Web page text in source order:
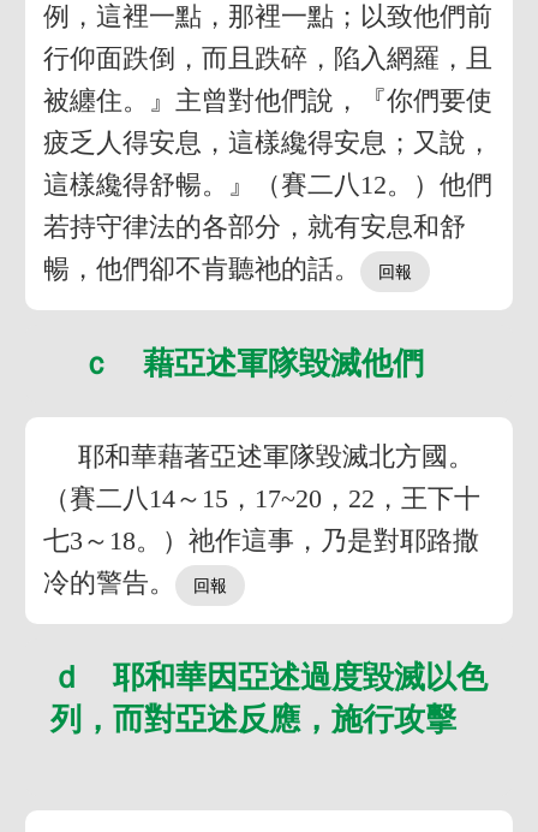
例，這裡一點，那裡一點；以致他們前
行仰面跌倒，而且跌碎，陷入網羅，且
被纏住。』主曾對他們說，『你們要使
疲乏人得安息，這樣纔得安息；又說，
這樣纔得舒暢。』（賽二八12。）他們
若持守律法的各部分，就有安息和舒
暢，他們卻不肯聽祂的話。
ｃ 藉亞述軍隊毀滅他們
耶和華藉著亞述軍隊毀滅北方國。
（賽二八14～15，17~20，22，王下十
七3～18。）祂作這事，乃是對耶路撒
冷的警告。
ｄ 耶和華因亞述過度毀滅以色
列，而對亞述反應，施行攻擊